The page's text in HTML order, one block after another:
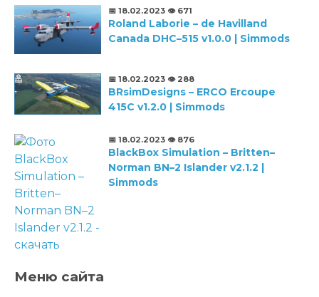
📅 18.02.2023 👁️ 671
Roland Laborie – de Havilland
Canada DHC–515 v1.0.0 | Simmods
📅 18.02.2023 👁️ 288
BRsimDesigns – ERCO Ercoupe
415C v1.2.0 | Simmods
📅 18.02.2023 👁️ 876
BlackBox Simulation – Britten–
Norman BN–2 Islander v2.1.2 |
Simmods
Меню сайта